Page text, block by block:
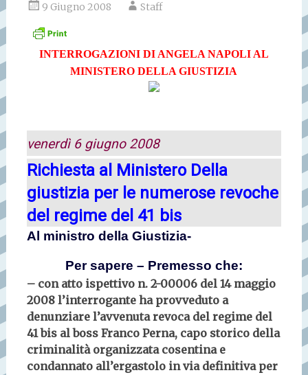
9 Giugno 2008 Staff
INTERROGAZIONI DI ANGELA NAPOLI AL
MINISTERO DELLA GIUSTIZIA
venerdì 6 giugno 2008
Richiesta al Ministero Della
giustizia per le numerose revoche
del regime del 41 bis
Al ministro della Giustizia-
Per sapere – Premesso che:
– con atto ispettivo n. 2-00006 del 14 maggio
2008 l’interrogante ha provveduto a
denunziare l’avvenuta revoca del regime del
41 bis al boss Franco Perna, capo storico della
criminalità organizzata cosentina e
condannato all’ergastolo in via definitiva per